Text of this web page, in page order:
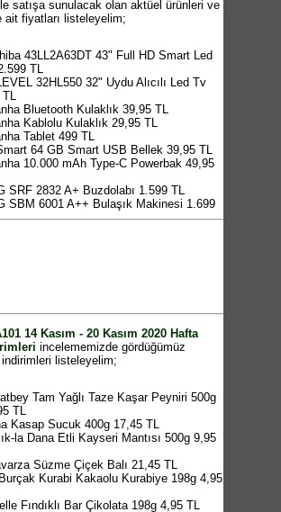
satışa sunulacak olan aktüel ürünleri ve
ait fiyatları listeleyelim;
43LL2A63DT 43" Full HD Smart Led
TL
32HL550 32" Uydu Alıcılı Led Tv
TL
Bluetooth Kulaklık 39,95 TL
Kablolu Kulaklık 29,95 TL
Tablet 499 TL
64 GB Smart USB Bellek 39,95 TL
10.000 mAh Type-C Powerbak 49,95
SRF 2832 A+ Buzdolabı 1.599 TL
SBM 6001 A++ Bulaşık Makinesi 1.699
AHS 2025 Saç Şekillendirici 65 TL
Carbon DC1000 Dik Süpürge 179 TL
AHC 5007 Saç Kesme Makinesi 69,95
Döküm Kek Kalıpları 75 TL
Armada Çaydanlık 99 TL
Çift Taraflı Balık Tavası 55 TL
Bölmeli Mutfak Dolabı 179,95 TL
Sunum Tabağı 4,95 TL
Dikdörtgen Tepsi 24,95 TL
Ekmek ve Şef Bıçağı Çeşitleri 12,50
Desenli Su Şişesi 6,50 TL
Mutfak Gereçleri 5,95 TL
14 Kasım - 20 Kasım 2020 Hafta
incelememizde gördüğümüz
listeleyelim;
Tam Yağlı Taze Kaşar Peyniri 500g
TL
Kasap Sucuk 400g 17,45 TL
la Dana Etli Kayseri Mantısı 500g 9,95
Süzme Çiçek Balı 21,45 TL
Kurabi Kakaolu Kurabiye 198g 4,95
Fındıklı Bar Çikolata 198g 4,95 TL